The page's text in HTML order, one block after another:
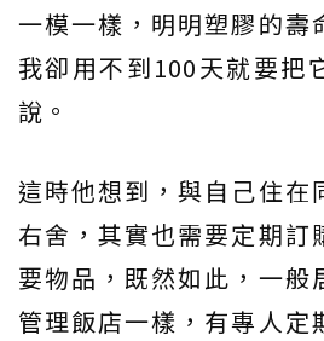
一模一樣，明明塑膠的壽
我卻用不到100天就要把
說。
這時他想到，與自己住在
右舍，其實也需要定期訂
要物品，既然如此，一般
管理飯店一樣，有專人定